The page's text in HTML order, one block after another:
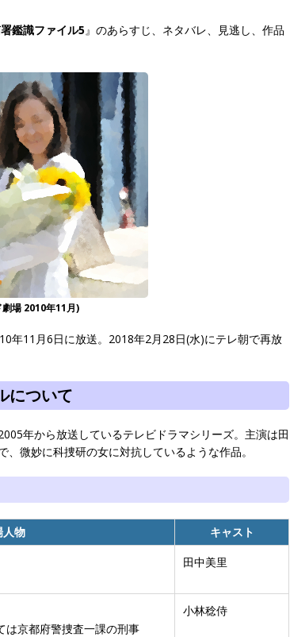
鑑識ファイル5』のあらすじ、ネタバレ、見逃し、作品
劇場 2010年11月)
年11月6日に放送。2018年2月28日(水)にテレ朝で再放
について
年から放送しているテレビドラマシリーズ。主演は田
微妙に科捜研の女に対抗しているような作品。
人物 キャスト
田中美里
は京都府警捜査一課の刑事
小林稔侍